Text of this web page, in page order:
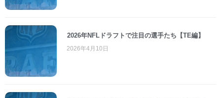
2026年NFLドラフトで注目の選手たち【TE編】
2026年4月10日